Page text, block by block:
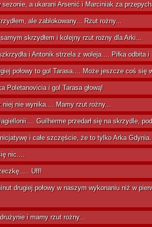
sezonie, a ukarani Arsenić i Marciniak za
ale zablokowany... Rzut rożny...
skrzydłem i kolejny rzut rożny dla Arki...
i Antonik strzela z woleja.... Piłka odbita i
połowy to gol Tarasa.... Może jeszcze coś
Poletanovicia i gol Tarasa głową!
niej nie wynika.... Mamy rzut rożny...
Guilherme przedarł się na skrzydle,
i całe szczęście, że to tylko Arka
nic....
Uff!
drugiej połowy w naszym wykonaniu niż w
i mamy rzut rożny...